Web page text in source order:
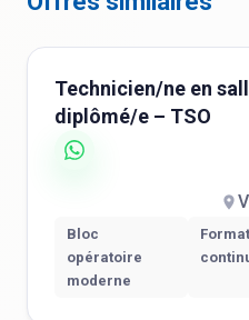
Technicien/ne en
diplômé/e – TSO
Bloc
opératoire
moderne